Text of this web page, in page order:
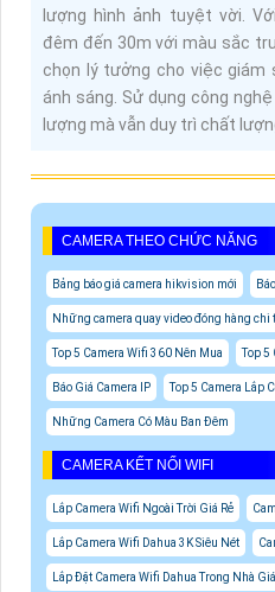
lượng hình ảnh tuyệt vời.
đêm đến 30m với màu sắc
chọn lý tưởng cho việc
ánh sáng. Sử dụng công
lượng mà vẫn duy trì chất
CAMERA THEO CHỨC NĂNG
Bảng báo giá camera hikvision mới
Những camera quay video đóng hàng chi
Top 5 Camera Wifi 360 Nên Mua Top 5
Báo Giá Camera IP Top 5 Camera Lắp
Những Camera Có Màu Ban Đêm
CAMERA KẾT NỐI WIFI
Lắp Camera Wifi Ngoài Trời Giá Rẻ
Lắp Camera Wifi Dahua 3K Siêu Nét
Lắp Đặt Camera Wifi Dahua Trong Nhà